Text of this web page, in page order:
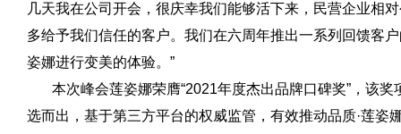
几天我在公司开会，很庆幸我们能够活下来，民营企业相
多给予我们信任的客户。我们在六周年推出一系列回馈客
姿娜进行变美的体验。”
本次峰会莲姿娜荣膺“2021年度杰出品牌口碑奖”，该奖
选而出，基于第三方平台的权威监管，有效推动品质·莲姿